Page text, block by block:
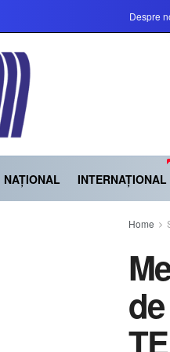
Despre
NAȚIONAL INTERNAȚIONAL
Home